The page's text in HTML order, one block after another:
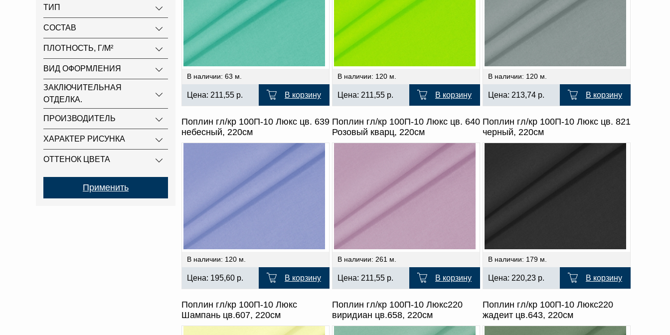
ТИП
СОСТАВ
ПЛОТНОСТЬ, Г/М²
ВИД ОФОРМЛЕНИЯ
ЗАКЛЮЧИТЕЛЬНАЯ
ОТДЕЛКА.
ПРОИЗВОДИТЕЛЬ
ХАРАКТЕР РИСУНКА
ОТТЕНОК ЦВЕТА
В наличии: 63 м.
Цена: 211,55 р. В корзину
В наличии: 120 м.
Цена: 211,55 р. В корзину
В наличии: 120 м.
Цена: 213,74 р. В корзину
Поплин гл/кр 100П-10 Люкс цв. 639
небесный, 220см
В наличии: 120 м.
Цена: 195,60 р. В корзину
Поплин гл/кр 100П-10 Люкс цв. 640
Розовый кварц, 220см
В наличии: 261 м.
Цена: 211,55 р. В корзину
Поплин гл/кр 100П-10 Люкс цв. 821
черный, 220см
В наличии: 179 м.
Цена: 220,23 р. В корзину
Поплин гл/кр 100П-10 Люкс
Шампань цв.607, 220см
Поплин гл/кр 100П-10 Люкс220
виридиан цв.658, 220см
Поплин гл/кр 100П-10 Люкс220
жадеит цв.643, 220см